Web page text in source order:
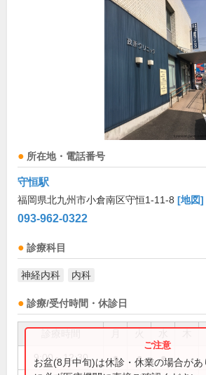
所在地・電話番号
守恒駅
福岡県北九州市小倉南区守恒1-11-8 [地図]
093-962-0322
診療科目
神経内科 内科
診療/受付時間・休診日
9:00～12:30 ● ● ●
お盆(8月中旬)は休診・休業の場合が